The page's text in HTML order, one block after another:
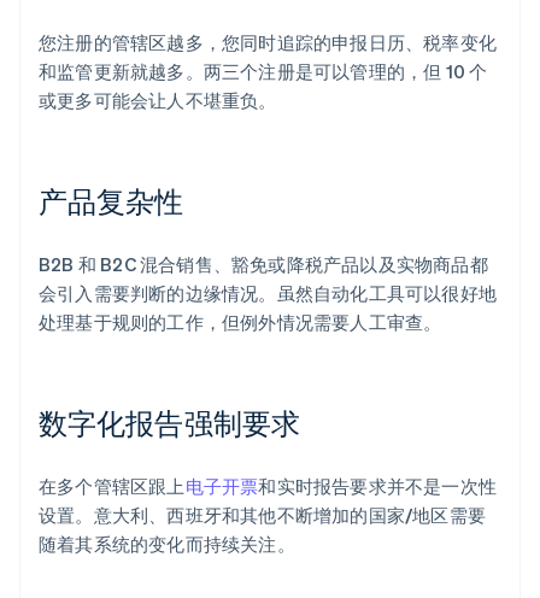
您注册的管辖区越多，您同时追踪的申报日历、税率变化
和监管更新就越多。两三个注册是可以管理的，但 10 个
或更多可能会让人不堪重负。
产品复杂性
B2B 和 B2C 混合销售、豁免或降税产品以及实物商品都
会引入需要判断的边缘情况。虽然自动化工具可以很好地
处理基于规则的工作，但例外情况需要人工审查。
数字化报告强制要求
在多个管辖区跟上电子开票和实时报告要求并不是一次性
设置。意大利、西班牙和其他不断增加的国家/地区需要
随着其系统的变化而持续关注。